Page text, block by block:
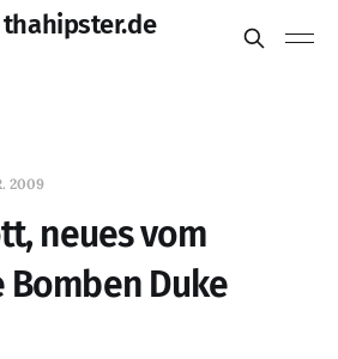
2009
neues vom
Bomben Duke